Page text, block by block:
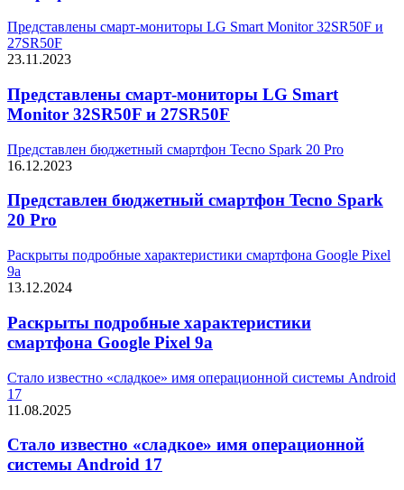
Представлены смарт-мониторы LG Smart Monitor 32SR50F и
27SR50F
23.11.2023
Представлены смарт-мониторы LG Smart
Monitor 32SR50F и 27SR50F
Представлен бюджетный смартфон Tecno Spark 20 Pro
16.12.2023
Представлен бюджетный смартфон Tecno Spark
20 Pro
Раскрыты подробные характеристики смартфона Google Pixel
9a
13.12.2024
Раскрыты подробные характеристики
смартфона Google Pixel 9a
Стало известно «сладкое» имя операционной системы Android
17
11.08.2025
Стало известно «сладкое» имя операционной
системы Android 17